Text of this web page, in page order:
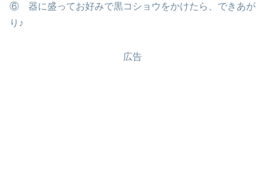
⑥ 器に盛ってお好みで黒コショウをかけたら、できあが
り♪
広告